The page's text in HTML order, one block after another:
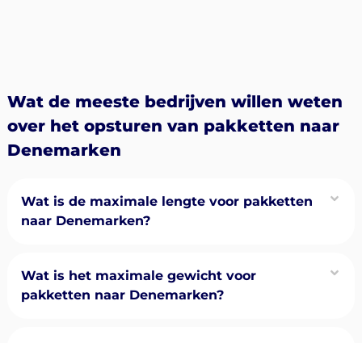
Wat de meeste bedrijven willen weten
over het opsturen van pakketten naar
Denemarken
Wat is de maximale lengte voor pakketten
naar Denemarken?
Wat is het maximale gewicht voor
pakketten naar Denemarken?